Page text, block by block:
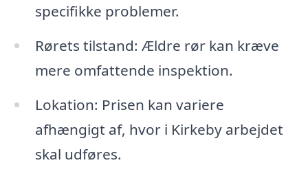
specifikke problemer.
Rørets tilstand: Ældre rør kan kræve
mere omfattende inspektion.
Lokation: Prisen kan variere
afhængigt af, hvor i Kirkeby arbejdet
skal udføres.